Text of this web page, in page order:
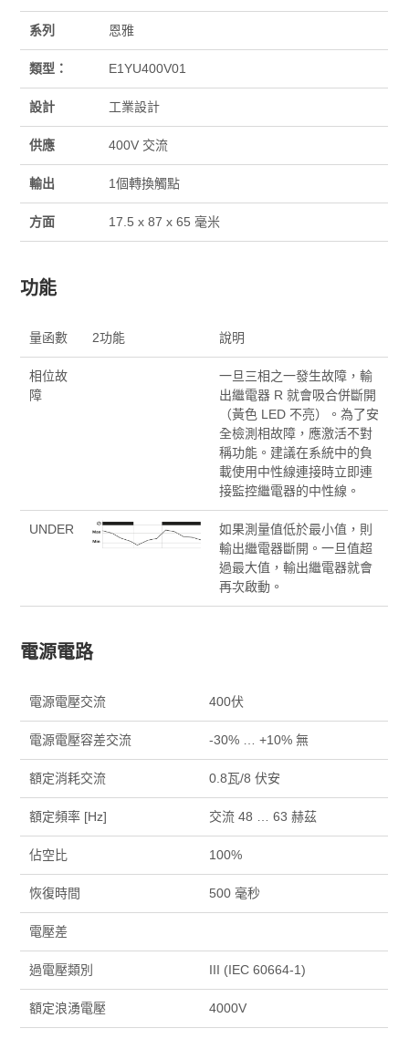
系列 恩雅
類型： E1YU400V01
設計 工業設計
供應 400V 交流
輸出 1個轉換觸點
方面 17.5 x 87 x 65 毫米
功能
量函數 2功能 說明
相位故
障
一旦三相之一發生故障，輸
出繼電器 R 就會吸合併斷開
（黃色 LED 不亮）。為了安
全檢測相故障，應激活不對
稱功能。建議在系統中的負
載使用中性線連接時立即連
接監控繼電器的中性線。
UNDER
如果測量值低於最小值，則
輸出繼電器斷開。一旦值超
過最大值，輸出繼電器就會
再次啟動。
電源電路
電源電壓交流 400伏
電源電壓容差交流 -30% … +10% 無
額定消耗交流 0.8瓦/8 伏安
額定頻率 [Hz] 交流 48 … 63 赫茲
佔空比 100%
恢復時間 500 毫秒
電壓差
過電壓類別 III (IEC 60664-1)
額定浪湧電壓 4000V